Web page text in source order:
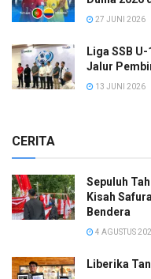
27 JUNI 2026
Liga SSB
Jalur
13 JUNI 2026
CERITA
Sepuluh
Kisah
Bendera
4 AGUSTUS
Liberika